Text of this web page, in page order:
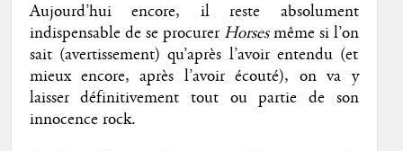
Aujourd’hui encore, il reste absolument
indispensable de se procurer Horsesmême si l’on
sait (avertissement) qu’après l’avoir entendu (et
mieux encore, après l’avoir écouté), on va y
laisser définitivement tout ou partie de son
innocence rock.